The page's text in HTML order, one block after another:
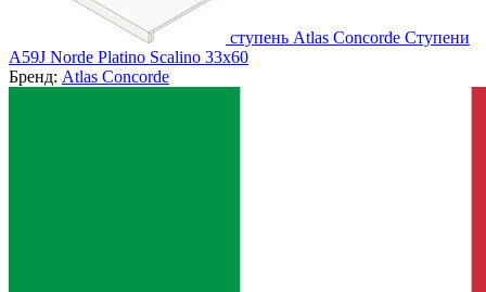
ступень Atlas Concorde Ступени
A59J Norde Platino Scalino 33x60
Бренд: Atlas Concorde